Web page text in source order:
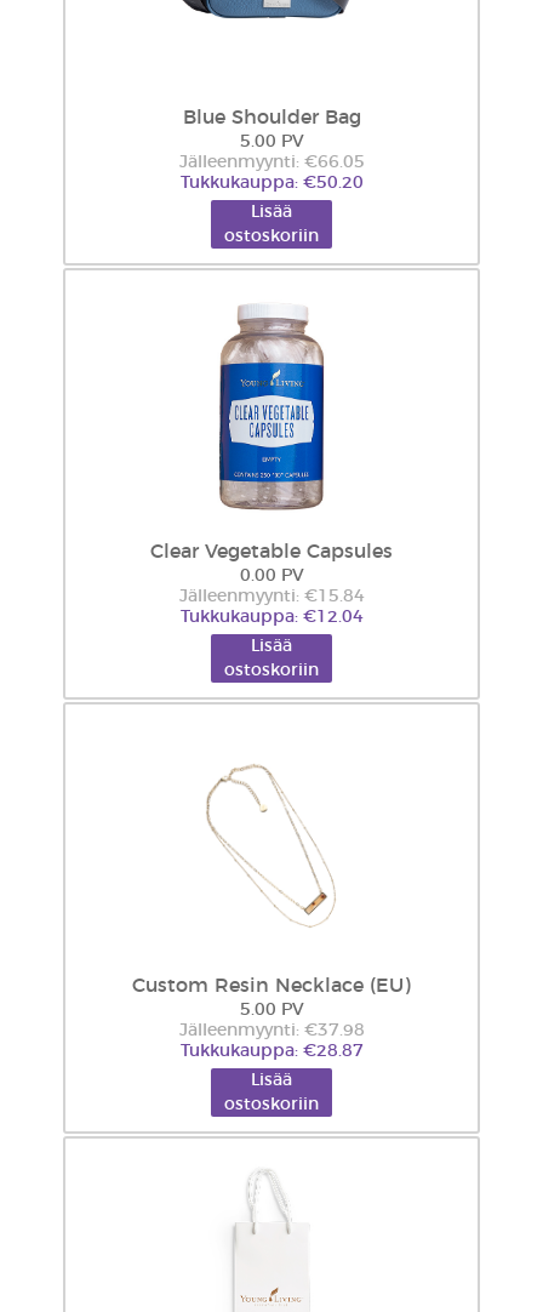
Blue Shoulder Bag
5.00 PV
Jälleenmyynti: €66.05
Tukkukauppa: €50.20
Lisää
ostoskoriin
Clear Vegetable Capsules
0.00 PV
Jälleenmyynti: €15.84
Tukkukauppa: €12.04
Lisää
ostoskoriin
Custom Resin Necklace (EU)
5.00 PV
Jälleenmyynti: €37.98
Tukkukauppa: €28.87
Lisää
ostoskoriin